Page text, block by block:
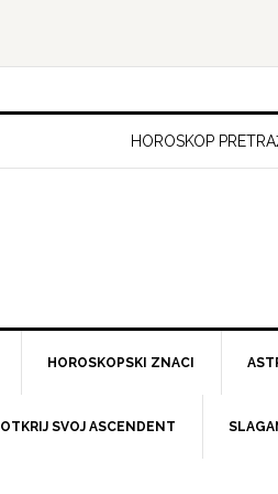
HOROSKOP
HOROSKOPSKI ZNACI
SVOJ ASCENDENT